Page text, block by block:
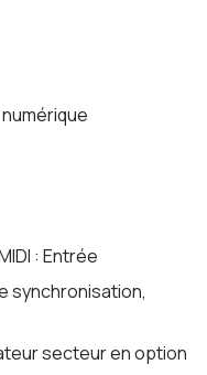
numérique
: Entrée
synchronisation,
secteur en option